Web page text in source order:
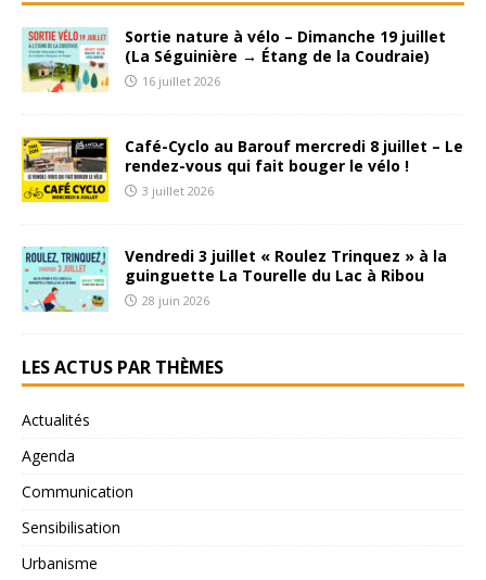
Sortie nature à vélo – Dimanche 19 juillet
(La Séguinière → Étang de la Coudraie)
16 juillet 2026
Café-Cyclo au Barouf mercredi 8 juillet – Le
rendez-vous qui fait bouger le vélo !
3 juillet 2026
Vendredi 3 juillet « Roulez Trinquez » à la
guinguette La Tourelle du Lac à Ribou
28 juin 2026
LES ACTUS PAR THÈMES
Actualités
Agenda
Communication
Sensibilisation
Urbanisme